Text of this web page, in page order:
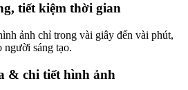
tiết kiệm thời gian
ảnh chỉ trong vài giây đến vài phút,
người sáng tạo.
& chi tiết hình ảnh